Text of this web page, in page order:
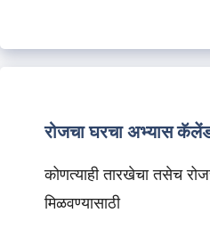
रोजचा घरचा अभ्यास
कोणत्याही तारखेचा तसेच
मिळवण्यासाठी